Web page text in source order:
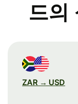
드의
ZAR → USD